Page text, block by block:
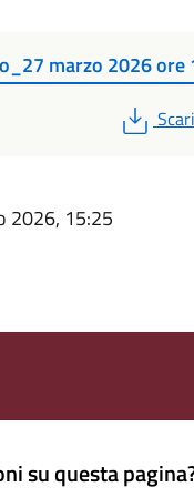
marzo 2026 ore
PDF
2026, 15:25
su questa